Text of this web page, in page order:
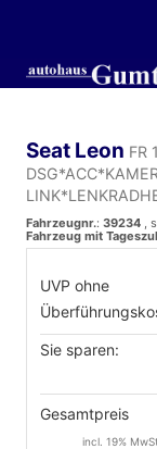
Seat Leon FR
Fahrzeugnr.: 39234 ,
Fahrzeug mit
UVP ohne
Sie sparen:
Gesamtpreis
incl. 19%